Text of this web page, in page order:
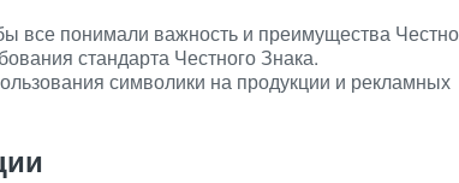
все понимали важность и преимущества
стандарта Честного Знака.
символики на продукции и рекламных